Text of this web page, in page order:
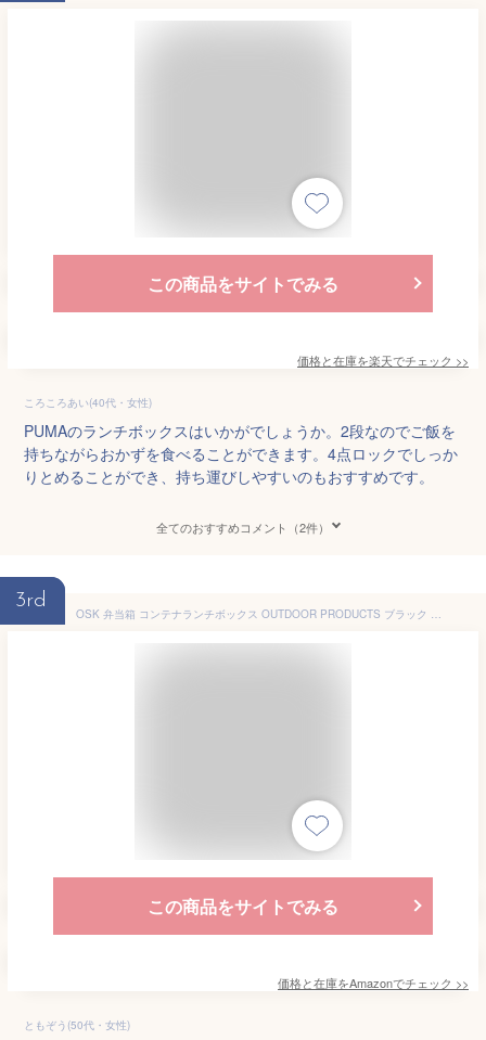
この商品をサイトでみる
価格と在庫を楽天でチェック >>
ころころあい(40代・女性)
PUMAのランチボックスはいかがでしょうか。2段なのでご飯を
持ちながらおかずを食べることができます。4点ロックでしっか
りとめることができ、持ち運びしやすいのもおすすめです。
全てのおすすめコメント（2件）
3rd
OSK 弁当箱 コンテナランチボックス OUTDOOR PRODUCTS ブラック 600ml [仕切付/スタッキング可能] 日本製 食洗機対応 CNT-600
この商品をサイトでみる
価格と在庫をAmazonでチェック >>
ともぞう(50代・女性)